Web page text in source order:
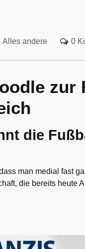
Alles andere 0
zur
die
man medial fast
die bereits heute